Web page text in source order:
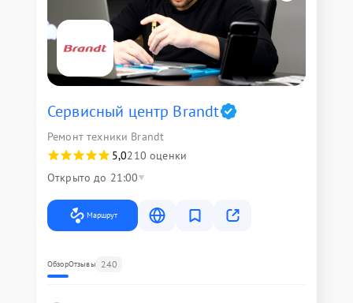
Сервисный центр Brandt
Ремонт техники Brandt
5,0210 оценки
Открыто до 21:00
Маршрут
ОбзорОтзывы 240